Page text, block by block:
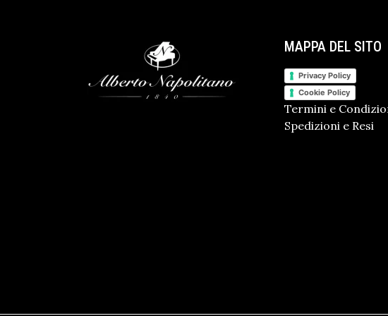
MAPPA DEL SITO
Privacy Policy
Cookie Policy
Termini e
Spedizioni e Resi